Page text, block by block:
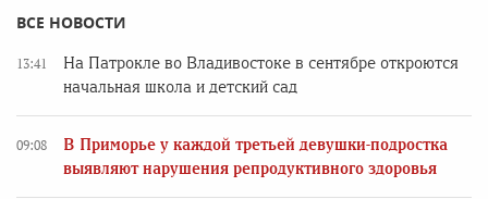
ВСЕ НОВОСТИ
13:41
На Патрокле во Владивостоке в сентябре откроются
начальная школа и детский сад
09:08
В Приморье у каждой третьей девушки-подростка
выявляют нарушения репродуктивного здоровья